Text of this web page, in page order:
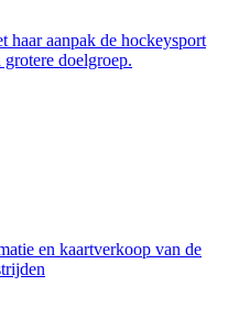
aanpak de hockeysport
doelgroep.
en kaartverkoop van de